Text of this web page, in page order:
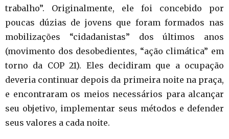
trabalho”. Originalmente, ele foi concebido por
poucas dúzias de jovens que foram formados nas
mobilizações “cidadanistas” dos últimos anos
(movimento dos desobedientes, “ação climática” em
torno da COP 21). Eles decidiram que a ocupação
deveria continuar depois da primeira noite na praça,
e encontraram os meios necessários para alcançar
seu objetivo, implementar seus métodos e defender
seus valores a cada noite.